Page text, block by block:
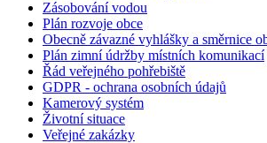
Zásobování vodou
Plán rozvoje obce
Obecně závazné vyhlášky a směrnice
Plán zimní údržby místních komunikací
Řád veřejného pohřebiště
GDPR - ochrana osobních údajů
Kamerový systém
Životní situace
Veřejné zakázky